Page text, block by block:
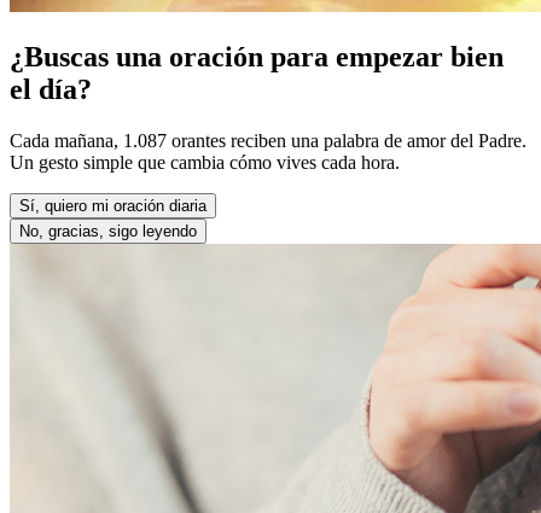
¿Buscas una oración para empezar bien
el día?
Cada mañana, 1.087 orantes reciben una palabra de amor del Padre.
Un gesto simple que cambia cómo vives cada hora.
Sí, quiero mi oración diaria
No, gracias, sigo leyendo